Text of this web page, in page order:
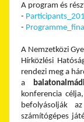
A program és
-
-
A Nemzetközi
Hírközlési
rendezi meg a
a
konferencia
befolyásolják
számítógépes